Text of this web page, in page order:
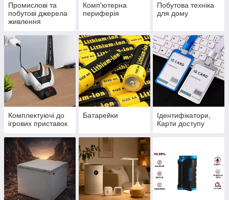
Промислові та
побутові джерела
живлення
Комп'ютерна
периферія
Побутова техніка
для дому
Комплектуючі до
ігрових приставок
Батарейки
Ідентифікатори,
Карти доступу